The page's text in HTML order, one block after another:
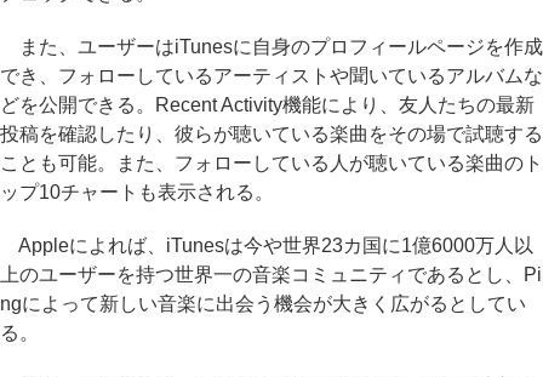
また、ユーザーはiTunesに自身のプロフィールページを作成
でき、フォローしているアーティストや聞いているアルバムな
どを公開できる。Recent Activity機能により、友人たちの最新
投稿を確認したり、彼らが聴いている楽曲をその場で試聴する
ことも可能。また、フォローしている人が聴いている楽曲のト
ップ10チャートも表示される。
Appleによれば、iTunesは今や世界23カ国に1億6000万人以
上のユーザーを持つ世界一の音楽コミュニティであるとし、Pi
ngによって新しい音楽に出会う機会が大きく広がるとしてい
る。